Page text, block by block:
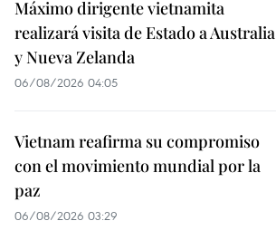
Máximo dirigente vietnamita
realizará visita de Estado a Australia
y Nueva Zelanda
06/08/2026 04:05
Vietnam reafirma su compromiso
con el movimiento mundial por la
paz
06/08/2026 03:29